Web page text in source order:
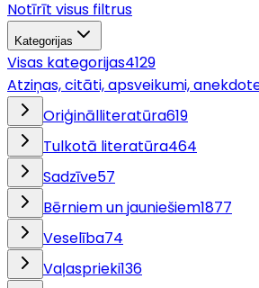
Notīrīt visus filtrus
Kategorijas
Visas kategorijas4129
Atziņas, citāti, apsveikumi,
Oriģinālliteratūra619
Tulkotā literatūra464
Sadzīve57
Bērniem un jauniešiem1877
Veselība74
Vaļasprieki136